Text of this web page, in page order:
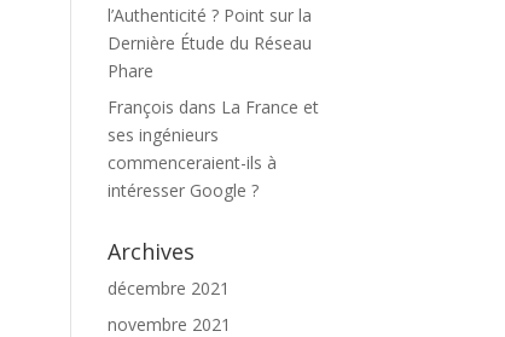
l’Authenticité ? Point sur la
Dernière Étude du Réseau
Phare
François dans La France et
ses ingénieurs
commenceraient-ils à
intéresser Google ?
Archives
décembre 2021
novembre 2021